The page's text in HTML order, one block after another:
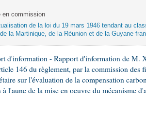
en commission
de la loi du 19 mars 1946 tendant au
la Martinique, de la Réunion et de la Guyane
d'information - Rapport d'information de M.
146 du règlement, par la commission des
sur l'évaluation de la compensation
à l'aune de la mise en oeuvre du mécanisme